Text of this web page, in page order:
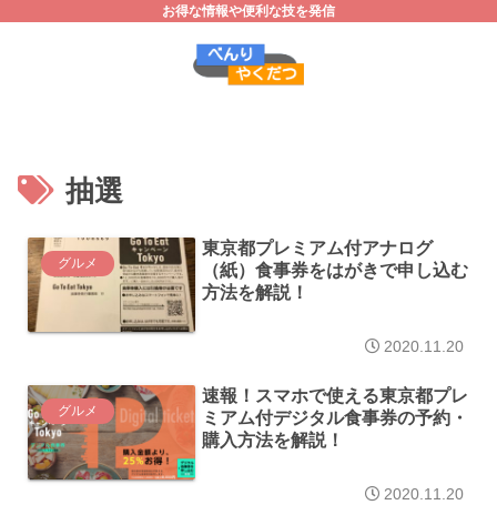
お得な情報や便利な技を発信
抽選
グルメ
東京都プレミアム付アナログ
（紙）食事券をはがきで申し込む
方法を解説！
2020.11.20
グルメ
速報！スマホで使える東京都プレ
ミアム付デジタル食事券の予約・
購入方法を解説！
2020.11.20